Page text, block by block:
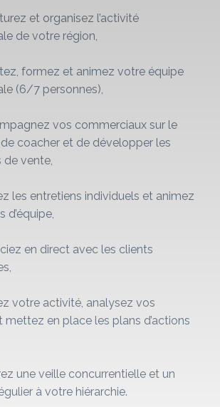
et organisez l’activité
de votre région,
formez et animez votre équipe
(6/7 personnes),
vos commerciaux sur le
coacher et de développer les
de vente,
les entretiens individuels et animez
d’équipe,
en direct avec les clients
votre activité, analysez vos
mettez en place les plans d’actions
une veille concurrentielle et un
à votre hiérarchie.